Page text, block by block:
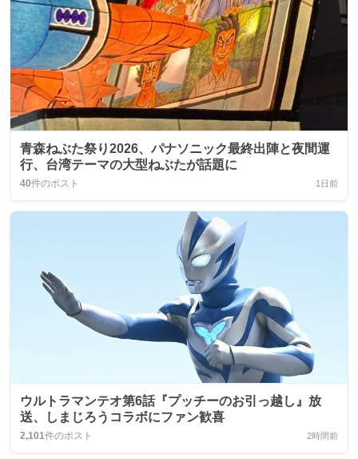
青森ねぶた祭り2026、パナソニック最終出陣と夜間運
行、台湾テーマの大型ねぶたが話題に
40件のポスト 1日前
ウルトラマンテオ第6話『プッチーのお引っ越し』放
送、しまじろうコラボにファン歓喜
2,101件のポスト 2時間前